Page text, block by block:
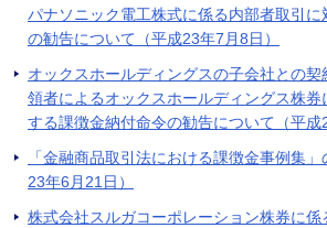
パナソニック電工株式に係る内部者取引
の勧告について（平成23年7月8日）
オックスホールディングスの子会社との
領者によるオックスホールディングス株
する課徴金納付命令の勧告について（平成
「金融商品取引法における課徴金事例集
23年6月21日）
株式会社スルガコーポレーション株券に